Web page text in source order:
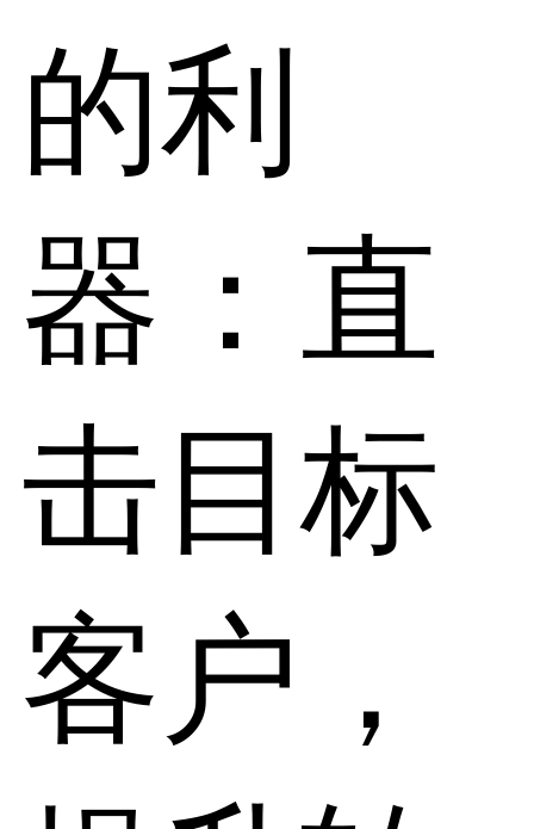
的利
器：直
击目标
客户，